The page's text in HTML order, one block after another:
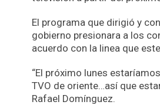
El programa que dirigió y
gobierno presionara a los
acuerdo con la linea que
“El próximo lunes
TVO de oriente…así que
Rafael Domínguez.